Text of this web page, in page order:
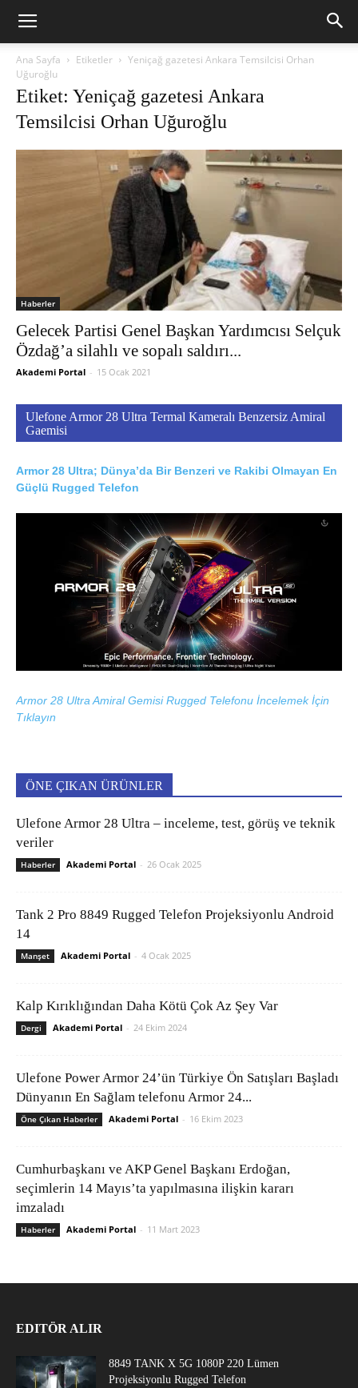
Ana Sayfa Etiketler
Yeniçağ gazetesi Ankara Temsilcisi Orhan
Uğuroğlu
Etiket: Yeniçağ gazetesi Ankara
Temsilcisi Orhan Uğuroğlu
Haberler
Gelecek Partisi Genel Başkan Yardımcısı Selçuk
Özdağ’a silahlı ve sopalı saldırı...
Akademi Portal - 15 Ocak 2021
Ulefone Armor 28 Ultra Termal Kameralı Benzersiz Amiral
Gaemisi
Armor 28 Ultra; Dünya’da Bir Benzeri ve Rakibi Olmayan En
Güçlü Rugged Telefon
Armor 28 Ultra Amiral Gemisi Rugged Telefonu İncelemek İçin
Tıklayın
ÖNE ÇIKAN ÜRÜNLER
Ulefone Armor 28 Ultra – inceleme, test, görüş ve teknik
veriler
Haberler Akademi Portal - 26 Ocak 2025
Tank 2 Pro 8849 Rugged Telefon Projeksiyonlu Android
14
Manşet Akademi Portal - 4 Ocak 2025
Kalp Kırıklığından Daha Kötü Çok Az Şey Var
Dergi Akademi Portal - 24 Ekim 2024
Ulefone Power Armor 24’ün Türkiye Ön Satışları Başladı
Dünyanın En Sağlam telefonu Armor 24...
Öne Çıkan Haberler Akademi Portal - 16 Ekim 2023
Cumhurbaşkanı ve AKP Genel Başkanı Erdoğan,
seçimlerin 14 Mayıs’ta yapılmasına ilişkin kararı
imzaladı
Haberler Akademi Portal - 11 Mart 2023
EDITÖR ALIR
8849 TANK X 5G 1080P 220 Lümen
Projeksiyonlu Rugged Telefon